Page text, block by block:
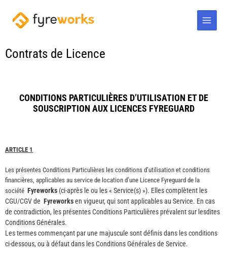
contenu
Main
Contrats de Licence
CONDITIONS PARTICULIÈRES D’UTILISATION ET DE
SOUSCRIPTION AUX LICENCES FYREGUARD
ARTICLE 1
Les présentes Conditions Particulières les conditions d’utilisation et conditions
financières, applicables au service de location d’une Licence Fyreguard de la
société Fyreworks (ci-après le ou les « Service(s) »). Elles complètent les
CGU/CGV de Fyreworksen vigueur, qui sont applicables au Service. En cas
de contradiction, les présentes Conditions Particulières prévalent sur lesdites
Conditions Générales.
Les termes commençant par une majuscule sont définis dans les conditions
ci-dessous, ou à défaut dans les Conditions Générales de Service.